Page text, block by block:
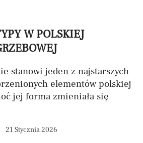
W POLSKIEJ
stanowi jeden z najstarszych
elementów polskiej
jej forma zmieniała się
21 Stycznia 2026